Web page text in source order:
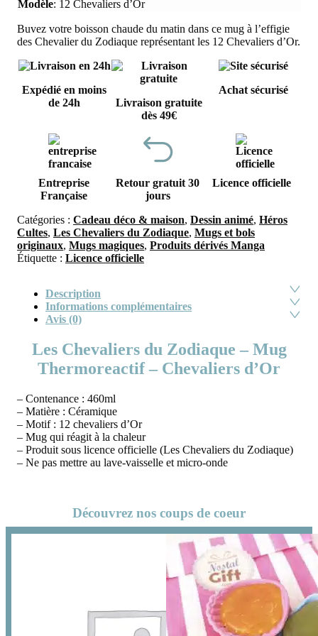
Buvez votre boisson chaude du matin dans ce mug à l’effigie
des Chevalier du Zodiaque représentant les 12 Chevaliers d’Or.
Modèle: 12 Chevaliers d’Or
Expédié en moins
de 24h
Livraison gratuite
dès 49€
Achat sécurisé
Entreprise
Française
Retour gratuit 30
jours
Licence officielle
Catégories : Cadeau déco & maison, Dessin animé, Héros
Cultes, Les Chevaliers du Zodiaque, Mugs et bols
originaux, Mugs magiques, Produits dérivés Manga
Étiquette : Licence officielle
Description
Informations complémentaires
Avis (0)
Les Chevaliers du Zodiaque – Mug
Thermoreactif – Chevaliers d’Or
– Contenance : 460ml
– Matière : Céramique
– Motif : 12 chevaliers d’Or
– Mug qui réagit à la chaleur
– Produit sous licence officielle (Les Chevaliers du Zodiaque)
– Ne pas mettre au lave-vaisselle et micro-onde
Découvrez nos coups de coeur